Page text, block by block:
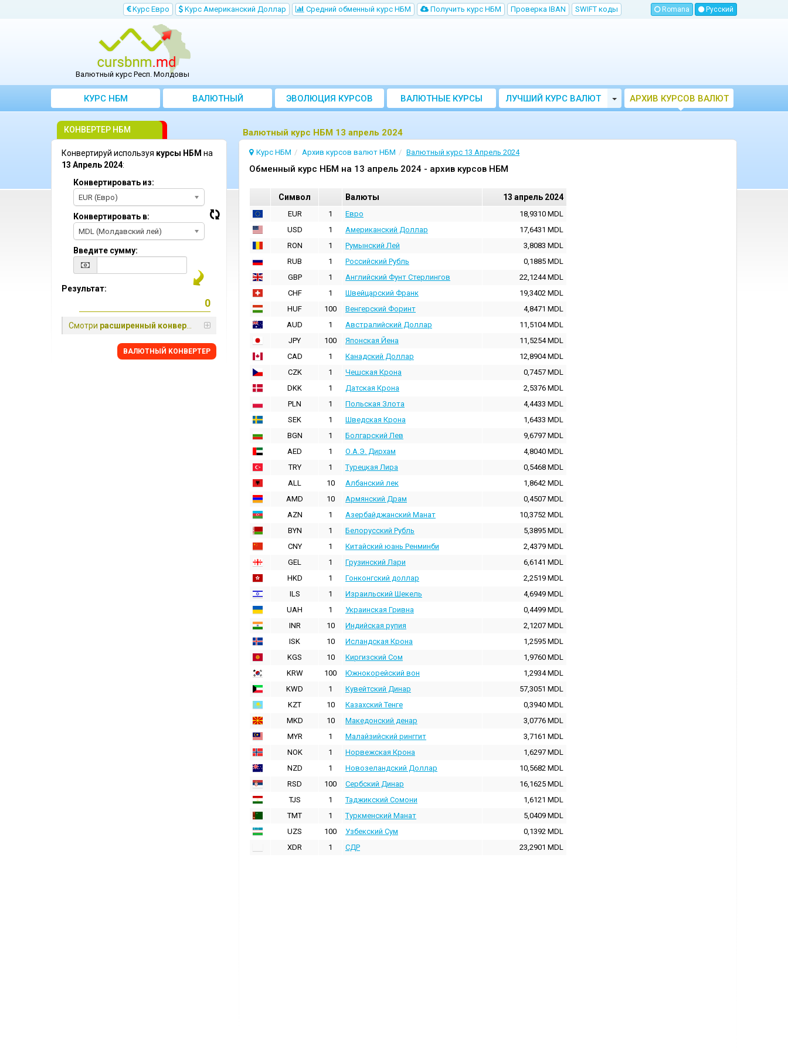
Kурс Евро Kурс Aмериканский Доллар Cредний обменный курс НБM Получить курс НБМ Проверка IBAN SWIFT коды Romana Русский
Валютный курс Респ. Молдовы
КУРС НБМ
BАЛЮТНЫЙ
KОНВЕРТЕР
ЭВОЛЮЦИЯ КУРСОВ
ВАЛЮТНЫЕ КУРСЫ
БАНКОВ
ЛУЧШИЙ КУРС ВАЛЮТ
МОЛДОВЫ
Toggle Dropdown
АРХИВ КУРСОВ ВАЛЮТ
НБМ
Bалютный курс НБМ 13 апрель 2024
Курс НБМ Архив курсов валют НБМ Валютный курс 13 Апрель 2024
Oбменный курс НБМ на 13 апрель 2024 - архив курсов НБМ
Cимвол Валюты 13 апрель 2024
EUR 1 Евро 18,9310 MDL
USD
1 Aмериканский Доллар 17,6431 MDL
RON
1 Румынский Лей 3,8083 MDL
RUB
1 Российский Рубль 0,1885 MDL
GBP
1 Английский Фунт Стерлингов 22,1244MDL
CHF
1 Швейцарский Франк 19,3402 MDL
HUF
100 Венгерский Форинт 4,8471 MDL
AUD
1 Австралийский Доллар 11,5104MDL
JPY
100 Японская Йена 11,5254MDL
CAD
1 Канадский Доллар 12,8904MDL
CZK
1 Чешская Крона 0,7457 MDL
DKK
1 Датская Крона 2,5376 MDL
PLN
1 Польская Злота 4,4433 MDL
SEK
1 Шведская Крона 1,6433 MDL
BGN
1 Болгарский Лев 9,6797 MDL
AED
1 О.А.Э. Дирхам 4,8040 MDL
TRY
1 Турецкая Лира 0,5468 MDL
ALL
10 Албанский лек 1,8642 MDL
AMD
10 Армянский Драм 0,4507 MDL
AZN
1 Азербайджанский Манат 10,3752 MDL
BYN
1 Белорусский Рубль 5,3895 MDL
CNY
1 Китайский юань Ренминби 2,4379 MDL
GEL
1 Грузинский Лари 6,6141 MDL
HKD
1 Гонконгский доллаp 2,2519 MDL
ILS
1 Израильский Шекель 4,6949 MDL
UAH
1 Украинская Гривна 0,4499 MDL
INR
10 Индийская pупия 2,1207 MDL
ISK
10 Исландская Крона 1,2595 MDL
KGS
10 Киргизский Сом 1,9760 MDL
KRW
100 Южнокорейский вон 1,2934MDL
KWD
1 Кувейтский Динар 57,3051 MDL
KZT
10 Казахский Тенге 0,3940 MDL
MKD
10 Македонский денар 3,0776 MDL
MYR
1 Малайзийский ринггит 3,7161 MDL
NOK
1 Норвежская Крона 1,6297 MDL
NZD
1 Новозеландский Доллар 10,5682 MDL
RSD
100 Сербский Динар 16,1625 MDL
TJS
1 Таджикский Сомони 1,6121 MDL
TMT
1 Туркменский Манат 5,0409 MDL
UZS
100 Узбекский Сум 0,1392 MDL
XDR
1 СДР 23,2901 MDL
КОНВЕРТЕР НБМ
Конвертируй используя курсы НБМ на
13 Апрель 2024:
Конвертировать из:
EUR (Евро)
Конвертировать в:
MDL (Молдавский лей)
Введите сумму:
Результат:
Смотри расширенный конвертер
BАЛЮТНЫЙ KОНВЕРТЕР